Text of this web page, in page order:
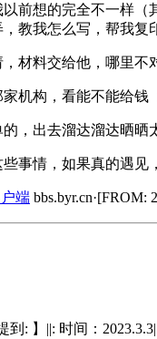
前想的完全不一样
教我怎么写，帮我复
材料交给他，哪里不
机构，看能不能给钱
，出去溜达溜达晒晒
事情，如果真的遇见
端 bbs.byr.cn·[FROM:
到: 】||: 时间：